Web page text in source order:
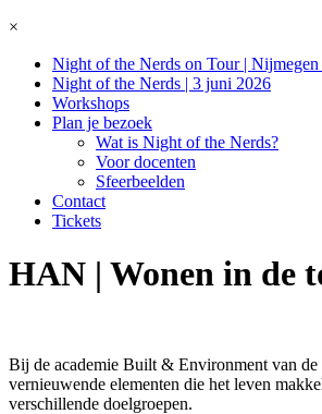
×
Night of the Nerds on Tour | Nijmegen
Night of the Nerds | 3 juni 2026
Workshops
Plan je bezoek
Wat is Night of the Nerds?
Voor docenten
Sfeerbeelden
Contact
Tickets
HAN | Wonen in de
Bij de academie Built & Environment van
vernieuwende elementen die het leven
verschillende doelgroepen.